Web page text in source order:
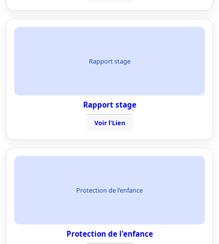
Rapport stage
Rapport stage
Voir l'Lien
Protection de l'enfance
Protection de l'enfance